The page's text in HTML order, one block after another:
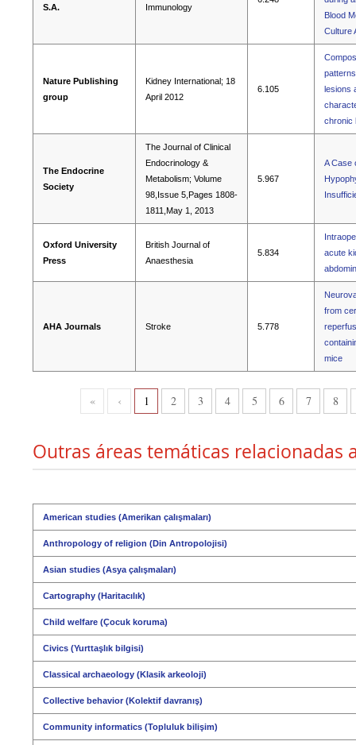
S.A. Immunology
Blood
Culture
Nature Publishing
group
Kidney International; 18
April 2012
6.105
lesions
chronic
The Endocrine
Society
The Journal of Clinical
Endocrinology &
Metabolism; Volume
98,Issue 5,Pages 1808-
1811,May 1, 2013
5.967
A Case
Oxford University
Press
British Journal of
Anaesthesia
5.834
acute
AHA Journals Stroke 5.778
from
mice
« ‹ 1 2 3 4 5 6 7 8
Outras áreas temáticas relacionadas
American studies (Amerikan çalışmaları)
Anthropology of religion (Din Antropolojisi)
Asian studies (Asya çalışmaları)
Cartography (Haritacılık)
Child welfare (Çocuk koruma)
Civics (Yurttaşlık bilgisi)
Classical archaeology (Klasik arkeoloji)
Collective behavior (Kolektif davranış)
Community informatics (Topluluk bilişim)